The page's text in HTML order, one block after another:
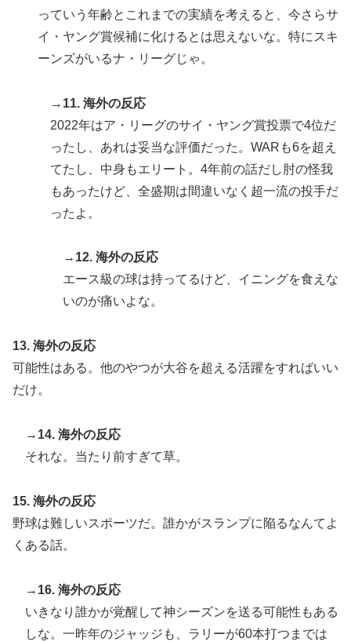
っていう年齢とこれまでの実績を考えると、今さらサ
イ・ヤング賞候補に化けるとは思えないな。特にスキ
ーンズがいるナ・リーグじゃ。
→11. 海外の反応
2022年はア・リーグのサイ・ヤング賞投票で4位だ
ったし、あれは妥当な評価だった。WARも6を超え
てたし、中身もエリート。4年前の話だし肘の怪我
もあったけど、全盛期は間違いなく超一流の投手だ
ったよ。
→12. 海外の反応
エース級の球は持ってるけど、イニングを食えな
いのが痛いよな。
13. 海外の反応
可能性はある。他のやつが大谷を超える活躍をすればいい
だけ。
→14. 海外の反応
それな。当たり前すぎて草。
15. 海外の反応
野球は難しいスポーツだ。誰かがスランプに陥るなんてよ
くある話。
→16. 海外の反応
いきなり誰かが覚醒して神シーズンを送る可能性もある
しな。一昨年のジャッジも、ラリーが60本打つまでは